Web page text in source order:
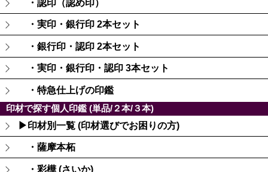
・認印（認め印）
・実印・銀行印 2本セット
・銀行印・認印 2本セット
・実印・銀行印・認印 3本セット
・特急仕上げの印鑑
印材で探す個人印鑑 (単品/２本/３本)
▶印材別一覧 (印材選びでお困りの方)
・薩摩本柘
・彩樺 (さいか)